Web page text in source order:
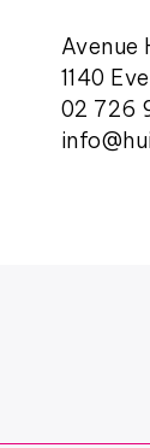
Avenue
1140
02 726